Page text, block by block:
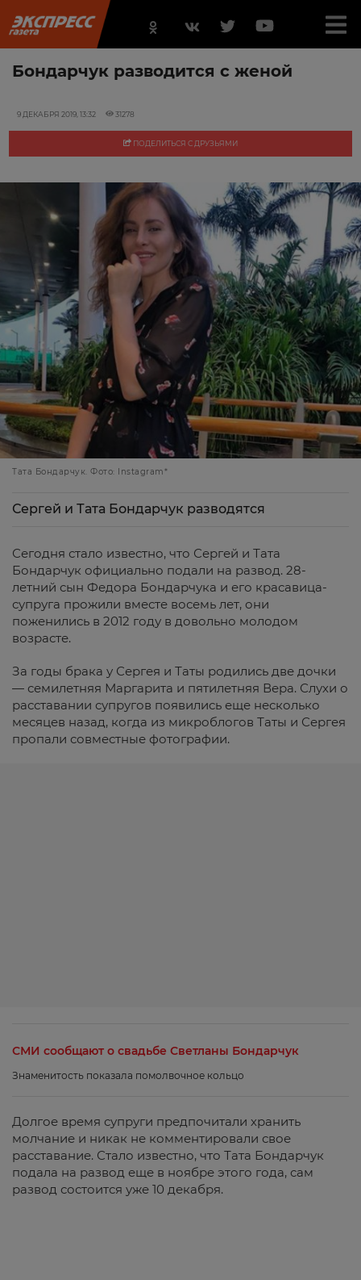
Бондарчук разводится с женой
9 ДЕКАБРЯ 2019, 13:32 31278
ПОДЕЛИТЬСЯ С ДРУЗЬЯМИ
Тата Бондарчук. Фото: Instagram*
Сергей и Тата Бондарчук разводятся
Сегодня стало известно, что Сергей и Тата
Бондарчук официально подали на развод. 28-
летний сын Федора Бондарчука и его красавица-
супруга прожили вместе восемь лет, они
поженились в 2012 году в довольно молодом
возрасте.
За годы брака у Сергея и Таты родились две дочки
— семилетняя Маргарита и пятилетняя Вера. Слухи о
расставании супругов появились еще несколько
месяцев назад, когда из микроблогов Таты и Сергея
пропали совместные фотографии.
СМИ сообщают о свадьбе Светланы Бондарчук
Знаменитость показала помолвочное кольцо
Долгое время супруги предпочитали хранить
молчание и никак не комментировали свое
расставание. Стало известно, что Тата Бондарчук
подала на развод еще в ноябре этого года, сам
развод состоится уже 10 декабря.